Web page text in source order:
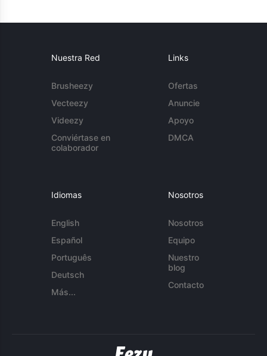
Nuestra Red
Brusheezy
Vecteezy
Videezy
Conviértase en
colaborador
Links
Ofertas
Anuncie
Apoyo
DMCA
Idiomas
English
Español
Português
Deutsch
Más...
Nosotros
Nosotros
Equipo
Nuestro
blog
Contacto